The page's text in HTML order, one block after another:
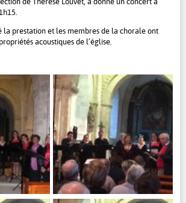
la prestation et les membres de la chorale ont
acoustiques de l’église.